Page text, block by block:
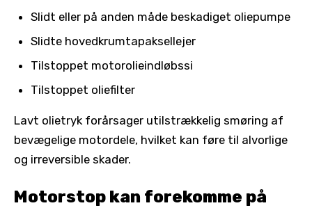
Slidt eller på anden måde beskadiget oliepumpe
Slidte hovedkrumtapaksellejer
Tilstoppet motorolieindløbssi
Tilstoppet oliefilter
Lavt olietryk forårsager utilstrækkelig smøring af
bevægelige motordele, hvilket kan føre til alvorlige
og irreversible skader.
Motorstop kan forekomme på